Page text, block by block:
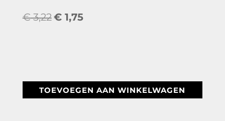
€3,22Oorspronkelijke
€1,75Huidige
TOEVOEGEN AAN WINKELWAGEN